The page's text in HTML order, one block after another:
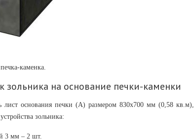
каменка.
зольника на основание печки-каменки
лист основания печки (А) размером 830х700 мм (0,58 кв.м),
зольника:
3 мм – 2 шт.